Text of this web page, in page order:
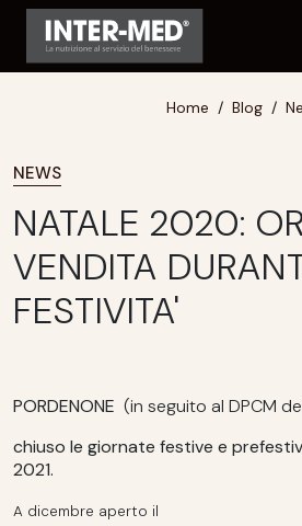
Home Blog
NEWS
NATALE 2020:
VENDITA
FESTIVITA'
PORDENONE (in seguito al DPCM
chiuso le giornate festive e
2021.
A dicembre aperto il